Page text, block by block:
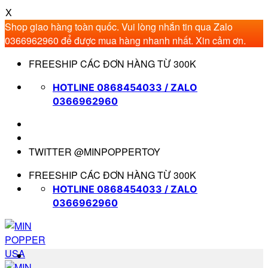
X
Shop giao hàng toàn quốc. Vui lòng nhắn tin qua Zalo
0366962960 để được mua hàng nhanh nhất. Xin cảm ơn.
qua
FREESHIP CÁC ĐƠN HÀNG TỪ 300K
HOTLINE 0868454033 / ZALO
0366962960
TWITTER @MINPOPPERTOY
FREESHIP CÁC ĐƠN HÀNG TỪ 300K
HOTLINE 0868454033 / ZALO
0366962960